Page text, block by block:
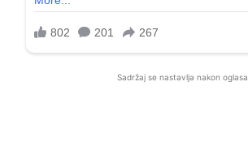
Sadržaj se nastavlja nakon oglasa